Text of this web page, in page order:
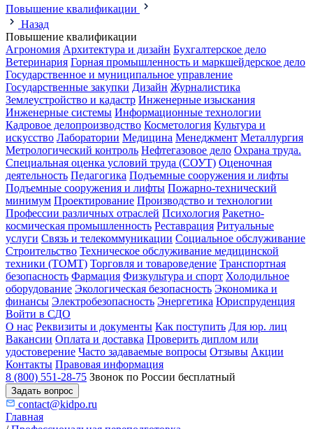
Повышение квалификации
Назад
Повышение квалификации
Агрономия Архитектура и дизайн Бухгалтерское дело
Ветеринария Горная промышленность и маркшейдерское дело
Государственное и муниципальное управление
Государственные закупки Дизайн Журналистика
Землеустройство и кадастр Инженерные изыскания
Инженерные системы Информационные технологии
Кадровое делопроизводство Косметология Культура и
искусство Лаборатории Медицина Менеджмент Металлургия
Метрологический контроль Нефтегазовое дело Охрана труда.
Специальная оценка условий труда (СОУТ) Оценочная
деятельность Педагогика Подъемные сооружения и лифты
Подъемные сооружения и лифты Пожарно-технический
минимум Проектирование Производство и технологии
Профессии различных отраслей Психология Ракетно-
космическая промышленность Реставрация Ритуальные
услуги Связь и телекоммуникации Социальное обслуживание
Строительство Техническое обслуживание медицинской
техники (ТОМТ) Торговля и товароведение Транспортная
безопасность Фармация Физкультура и спорт Холодильное
оборудование Экологическая безопасность Экономика и
финансы Электробезопасность Энергетика Юриспруденция
Войти в СДО
О нас Реквизиты и документы Как поступить Для юр. лиц
Вакансии Оплата и доставка Проверить диплом или
удостоверение Часто задаваемые вопросы Отзывы Акции
Контакты Правовая информация
8 (800) 551-28-75 Звонок по России бесплатный
Задать вопрос
contact@kidpo.ru
Главная